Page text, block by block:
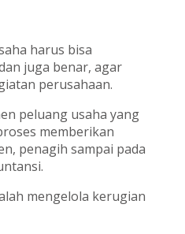
harus bisa
juga benar, agar
perusahaan.
peluang usaha yang
memberikan
penagih sampai pada
mengelola kerugian